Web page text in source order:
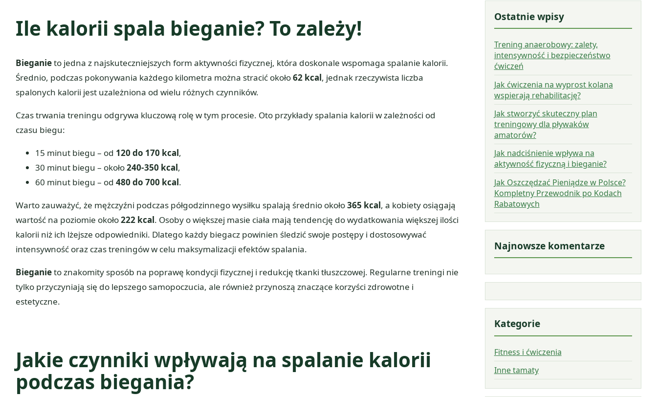
Ile kalorii spala bieganie? To zależy!
Bieganieto jedna z najskuteczniejszych form aktywności fizycznej, która doskonale wspomaga spalanie kalorii.
Średnio, podczas pokonywania każdego kilometra można stracić około62 kcal, jednak rzeczywista liczba
spalonych kalorii jest uzależniona od wielu różnych czynników.
Czas trwania treningu odgrywa kluczową rolę w tym procesie. Oto przykłady spalania kalorii w zależności od
czasu biegu:
15 minut biegu – od 120 do 170 kcal,
30 minut biegu – około240-350 kcal,
60 minut biegu – od 480 do 700 kcal.
Warto zauważyć, że mężczyźni podczas półgodzinnego wysiłku spalają średnio około365 kcal, a kobiety osiągają
wartość na poziomie około222 kcal. Osoby o większej masie ciała mają tendencję do wydatkowania większej ilości
kalorii niż ich lżejsze odpowiedniki. Dlatego każdy biegacz powinien śledzić swoje postępy i dostosowywać
intensywność oraz czas treningów w celu maksymalizacji efektów spalania.
Bieganieto znakomity sposób na poprawę kondycji fizycznej i redukcję tkanki tłuszczowej. Regularne treningi nie
tylko przyczyniają się do lepszego samopoczucia, ale również przynoszą znaczące korzyści zdrowotne i
estetyczne.
Jakie czynniki wpływają na spalanie kalorii
podczas biegania?
Ostatnie wpisy
Trening anaerobowy: zalety,
intensywność i bezpieczeństwo
ćwiczeń
Jak ćwiczenia na wyprost kolana
wspierają rehabilitację?
Jak stworzyć skuteczny plan
treningowy dla pływaków
amatorów?
Jak nadciśnienie wpływa na
aktywność fizyczną i bieganie?
Jak Oszczędzać Pieniądze w Polsce?
Kompletny Przewodnik po Kodach
Rabatowych
Najnowsze komentarze
Kategorie
Fitness i ćwiczenia
Inne tamaty